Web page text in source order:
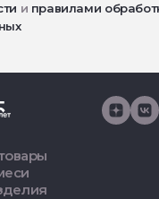
и правилами